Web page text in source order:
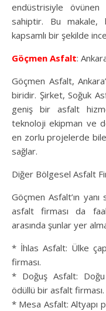
endüstrisiyle
sahiptir. Bu makale,
kapsamlı bir şekilde
Göçmen Asfalt:
Göçmen Asfalt,
biridir. Şirket, Soğuk
geniş bir asfalt
teknoloji ekipman ve
en zorlu projelerde
sağlar.
Diğer Bölgesel Asfalt
Göçmen Asfalt’ın yanı
asfalt firması da
arasında şunlar yer
* İhlas Asfalt: Ülke
firması.
* Doğuş Asfalt: Doğu
ödüllü bir asfalt firması.
* Mesa Asfalt: Altyapı